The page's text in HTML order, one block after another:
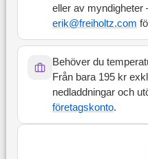
eller av
erik@freiholtz.com
Behöver du
Från bara 195 kr
nedladdningar och
företagskonto.